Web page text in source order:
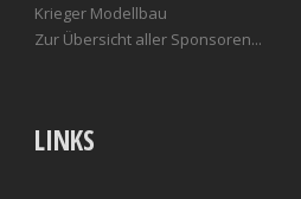
Krieger Modellbau
Zur Übersicht aller Sponsoren...
LINKS